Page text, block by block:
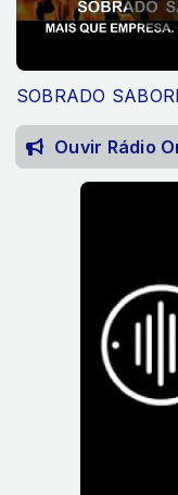
SOBRADO
Ouvir Rádio